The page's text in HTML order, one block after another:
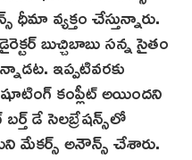
ధీమా వ్యక్తం చేస్తున్నారు.
బుచ్చిబాబు సన్న‌ సైతం
ఇప్పటివరకు
కంప్లీట్ అయిందని
డే సెలబ్రేషన్స్‌లో
మేక‌ర్స్ అనౌన్స్ చేశారు.